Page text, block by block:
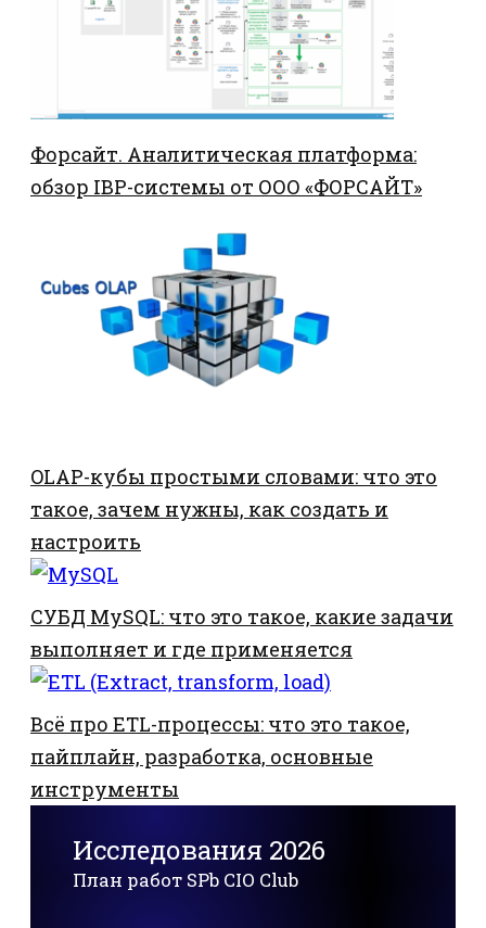
Форсайт. Аналитическая платформа:
обзор IBP-системы от ООО «ФОРСАЙТ»
OLAP-кубы простыми словами: что это
такое, зачем нужны, как создать и
настроить
СУБД MySQL: что это такое, какие задачи
выполняет и где применяется
Всё про ETL-процессы: что это такое,
пайплайн, разработка, основные
инструменты
Исследования 2026
План работ SPb CIO Club